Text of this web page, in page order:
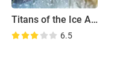
Titans of the Ice Age
6.5